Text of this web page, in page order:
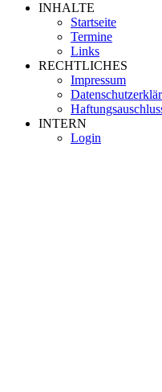
INHALTE
Startseite
Termine
Links
RECHTLICHES
Impressum
INTERN
Login